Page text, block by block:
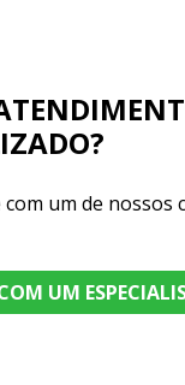
um de nossos
UM